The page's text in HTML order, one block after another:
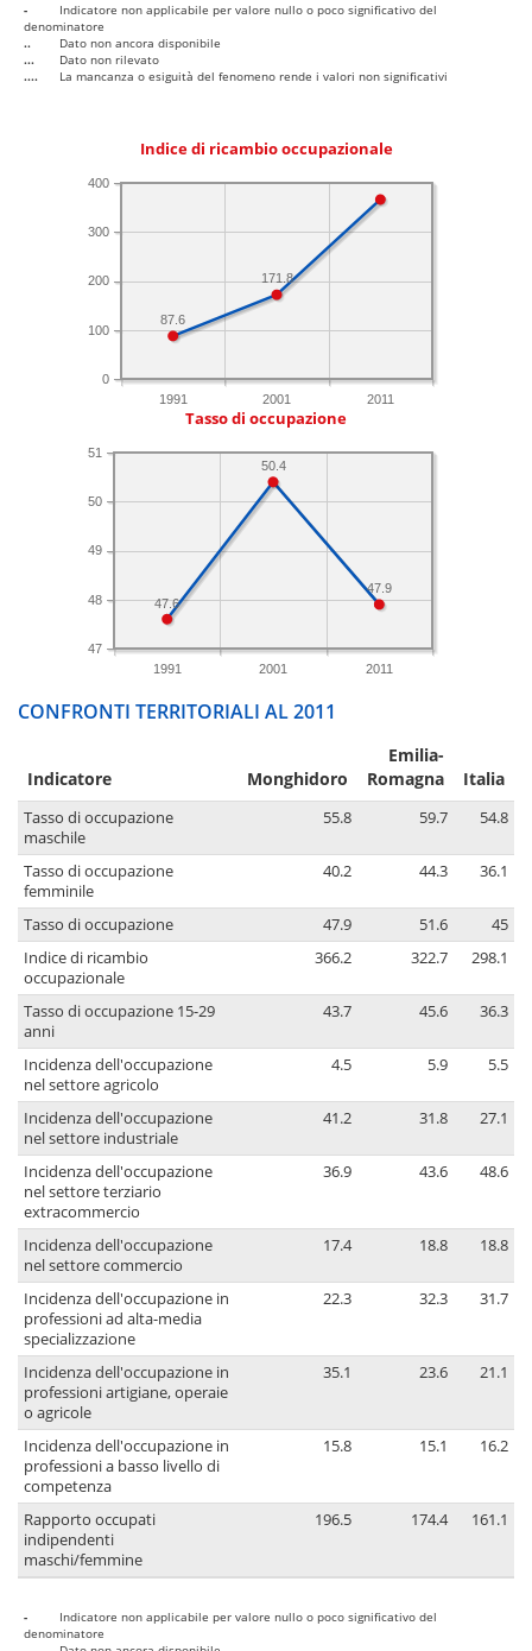
-
Indicatore non applicabile per valore nullo o poco significativo del
denominatore
..
Dato non ancora disponibile
...
Dato non rilevato
....
La mancanza o esiguità del fenomeno rende i valori non significativi
Indice di ricambio occupazionale
1991 2001 2011
0
100
200
300
400
171.8
87.6
Tasso di occupazione
1991 2001 2011
47
48
49
50
51
47.9
50.4
47.6
CONFRONTI TERRITORIALI AL 2011
Indicatore Monghidoro
Emilia-
Romagna
Italia
Tasso di occupazione
maschile
55.8 59.7 54.8
Tasso di occupazione
femminile
40.2 44.3 36.1
Tasso di occupazione 47.9 51.6
45
Indice di ricambio
occupazionale
366.2 322.7 298.1
Tasso di occupazione 15-29
anni
43.7 45.6 36.3
Incidenza dell'occupazione
nel settore agricolo
4.5 5.9 5.5
Incidenza dell'occupazione
nel settore industriale
41.2 31.8 27.1
Incidenza dell'occupazione
nel settore terziario
extracommercio
36.9 43.6 48.6
Incidenza dell'occupazione
nel settore commercio
17.4 18.8 18.8
Incidenza dell'occupazione in
professioni ad alta-media
specializzazione
22.3 32.3 31.7
Incidenza dell'occupazione in
professioni artigiane, operaie
o agricole
35.1 23.6 21.1
Incidenza dell'occupazione in
professioni a basso livello di
competenza
15.8 15.1 16.2
Rapporto occupati
indipendenti
maschi/femmine
196.5 174.4 161.1
-
Indicatore non applicabile per valore nullo o poco significativo del
denominatore